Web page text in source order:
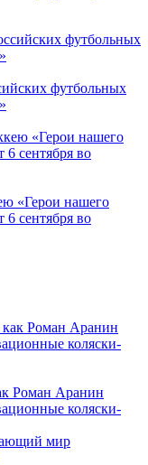
футбольных
«Герои нашего
сентября во
Роман Аранин
коляски-